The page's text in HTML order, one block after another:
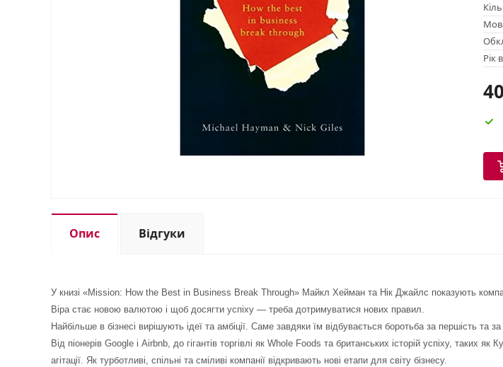
Рік
Опис Відгуки
У книзі «Mission: How the Best in Business Break Through» Майкл Хейман та Нік Джайлс показують
Віра стає новою валютою і щоб досягти успіху — треба дотримуватися нових правил.
Найбільше в бізнесі вирішують ідеї та амбіції. Саме завдяки їм відбувається боротьба за першість та
Від піонерів Google і Airbnb, до гігантів торгівлі як Whole Foods та британських історій успіху,
агітації. Як турботливі, спільні та сміливі компанії відкривають нові етапи для світу бізнесу.